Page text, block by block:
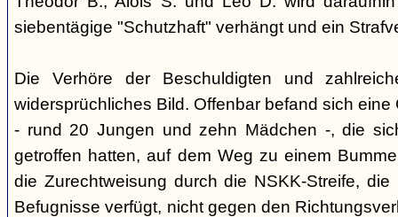
siebentägige "Schutzhaft" verhängt und ein
Die Verhöre der Beschuldigten und
widersprüchliches Bild. Offenbar befand sich
- rund 20 Jungen und zehn Mädchen -, die
getroffen hatten, auf dem Weg zu einem
die Zurechtweisung durch die NSKK-Streife,
Befugnisse verfügt, nicht gegen den